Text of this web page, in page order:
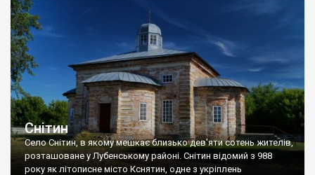
протилежному, лівому березі річки […]
Снітин
Село Снітин, в якому мешкає близько дев’яти сотень жителів,
розташоване у Лубенському районі. Снітин відомий з 988
року як літописне місто Кснятин, одне з укріплень